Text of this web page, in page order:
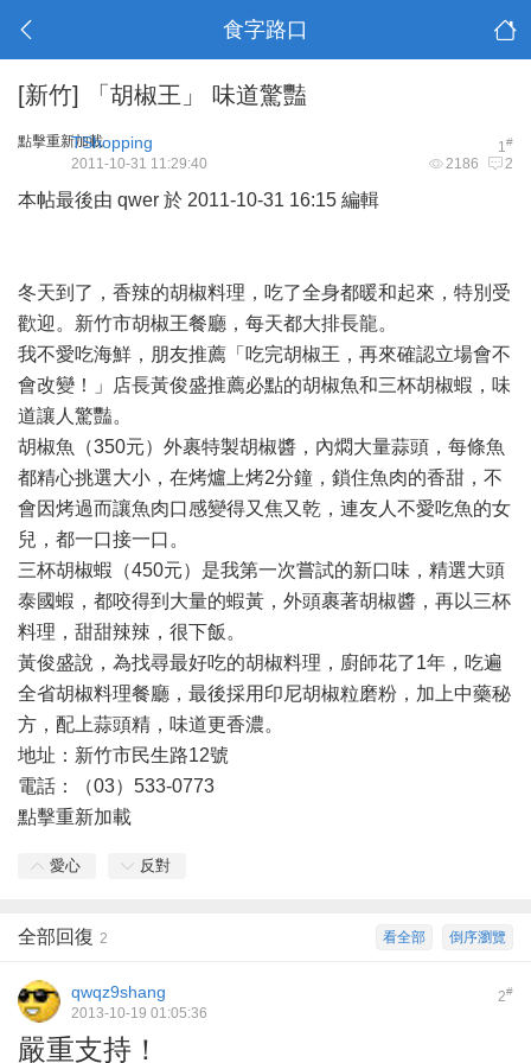
食字路口
[新竹] 「胡椒王」 味道驚豔
點擊重新加載 1#
TShopping
2186 2
2011-10-31 11:29:40
本帖最後由 qwer 於 2011-10-31 16:15 編輯
冬天到了，香辣的胡椒料理，吃了全身都暖和起來，特別受
歡迎。新竹市胡椒王餐廳，每天都大排長龍。
我不愛吃海鮮，朋友推薦「吃完胡椒王，再來確認立場會不
會改變！」店長黃俊盛推薦必點的胡椒魚和三杯胡椒蝦，味
道讓人驚豔。
胡椒魚（350元）外裹特製胡椒醬，內燜大量蒜頭，每條魚
都精心挑選大小，在烤爐上烤2分鐘，鎖住魚肉的香甜，不
會因烤過而讓魚肉口感變得又焦又乾，連友人不愛吃魚的女
兒，都一口接一口。
三杯胡椒蝦（450元）是我第一次嘗試的新口味，精選大頭
泰國蝦，都咬得到大量的蝦黃，外頭裹著胡椒醬，再以三杯
料理，甜甜辣辣，很下飯。
黃俊盛說，為找尋最好吃的胡椒料理，廚師花了1年，吃遍
全省胡椒料理餐廳，最後採用印尼胡椒粒磨粉，加上中藥秘
方，配上蒜頭精，味道更香濃。
地址：新竹市民生路12號
電話：（03）533-0773
點擊重新加載
愛心 反對
倒序瀏覽
看全部
全部回復 2
2#
qwqz9shang
2013-10-19 01:05:36
嚴重支持！